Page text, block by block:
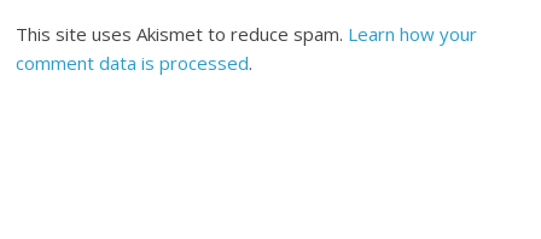
This site uses Akismet to reduce spam. Learn how your
comment data is processed.